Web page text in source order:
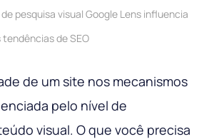
pesquisa visual Google Lens influencia
tendências de SEO
de um site nos mecanismos
pelo nível de
visual. O que você precisa